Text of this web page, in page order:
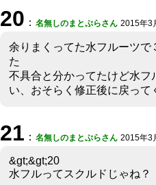
20 ： 名無しのまとぷらさん 2015年3
余りまくってた水フルーツで
た
不具合と分かってたけど水フ
い、おそらく修正後に戻って
21 ： 名無しのまとぷらさん 2015年3
&gt;&gt;20
水フルってスクルドじゃね？